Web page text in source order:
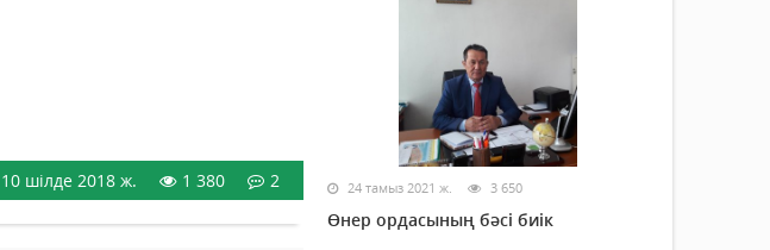
10 шілде 2018 ж. 1 380 2 24 тамыз 2021 ж. 3 650
Өнер ордасының бәсі биік